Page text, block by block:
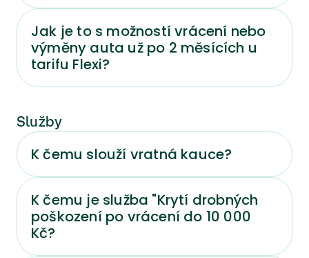
Jak je to s možností vrácení nebo
výměny auta už po 2 měsících u
tarifu Flexi?
Služby
K čemu slouží vratná kauce?
K čemu je služba "Krytí drobných
poškození po vrácení do 10 000
Kč?